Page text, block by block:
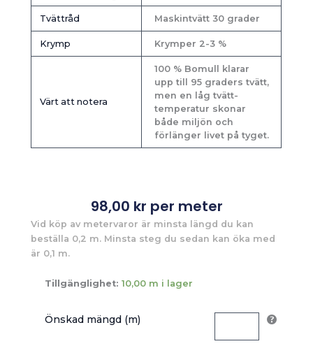
Tvättråd Maskintvätt 30 grader
Krymp Krymper 2-3 %
Värt att notera
100 % Bomull klarar
upp till 95 graders tvätt,
men en låg tvätt-
temperatur skonar
både miljön och
förlänger livet på tyget.
98,00 kr per meter
Vid köp av metervaror är minsta längd du kan
beställa 0,2 m. Minsta steg du sedan kan öka med
är 0,1 m.
Tillgänglighet: 10,00 m i lager
Önskad mängd (m)